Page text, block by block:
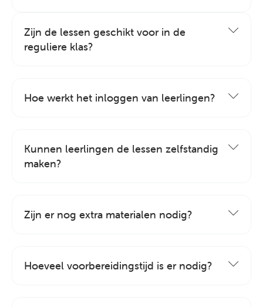
Zijn de lessen geschikt voor in de
reguliere klas?
Hoe werkt het inloggen van leerlingen?
Kunnen leerlingen de lessen zelfstandig
maken?
Zijn er nog extra materialen nodig?
Hoeveel voorbereidingstijd is er nodig?